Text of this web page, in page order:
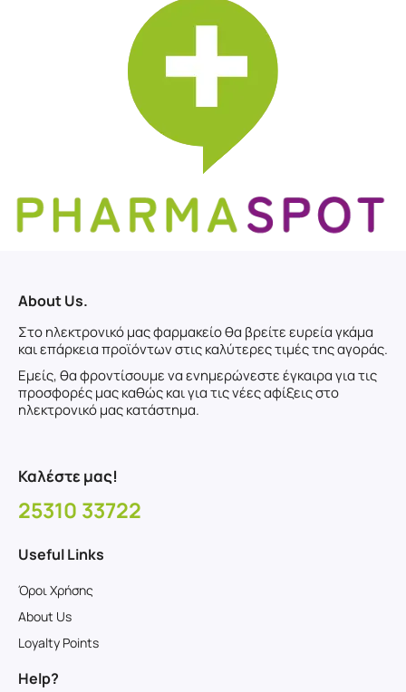
About Us.
Στο ηλεκτρονικό μας φαρμακείο θα βρείτε ευρεία γκάμα
και επάρκεια προϊόντων στις καλύτερες τιμές της αγοράς.
Εμείς, θα φροντίσουμε να ενημερώνεστε έγκαιρα για τις
προσφορές μας καθώς και για τις νέες αφίξεις στο
ηλεκτρονικό μας κατάστημα.
Καλέστε μας!
25310 33722
Useful Links
Όροι Χρήσης
About Us
Loyalty Points
Help?